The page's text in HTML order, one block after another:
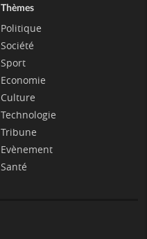
Thèmes
Politique
Société
Sport
Economie
Culture
Technologie
Tribune
Evènement
Santé